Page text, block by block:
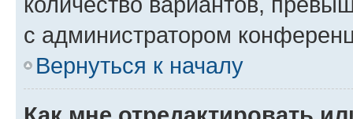
с администратором
Вернуться к началу